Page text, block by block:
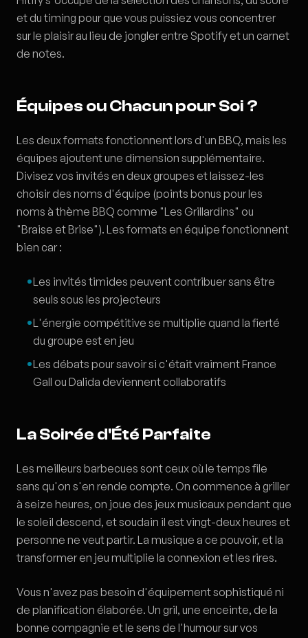
et du timing pour que vous puissiez vous concentrer
sur le plaisir au lieu de jongler entre Spotify et un carnet
de notes.
Équipes ou Chacun pour Soi ?
Les deux formats fonctionnent lors d'un BBQ, mais les
équipes ajoutent une dimension supplémentaire.
Divisez vos invités en deux groupes et laissez-les
choisir des noms d'équipe (points bonus pour les
noms à thème BBQ comme "Les Grillardins" ou
"Braise et Brise"). Les formats en équipe fonctionnent
bien car :
Les invités timides peuvent contribuer sans être
seuls sous les projecteurs
L'énergie compétitive se multiplie quand la fierté
du groupe est en jeu
Les débats pour savoir si c'était vraiment France
Gall ou Dalida deviennent collaboratifs
La Soirée d'Été Parfaite
Les meilleurs barbecues sont ceux où le temps file
sans qu'on s'en rende compte. On commence à griller
à seize heures, on joue des jeux musicaux pendant que
le soleil descend, et soudain il est vingt-deux heures et
personne ne veut partir. La musique a ce pouvoir, et la
transformer en jeu multiplie la connexion et les rires.
Vous n'avez pas besoin d'équipement sophistiqué ni
de planification élaborée. Un gril, une enceinte, de la
bonne compagnie et le sens de l'humour sur vos